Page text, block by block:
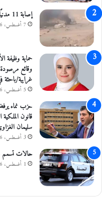
ة
ا
ل
ي
و
م
إصابة 11 مدنيًا في نجران بالسعودية جراء اعتداءات حوثية
7 أغسطس، 2026
حماية وظيفة
غرايبة/باحثة
5 أغسطس، 2026
حزب نماء
قانون
سليمان
3 أغسطس، 2026
حالات تسمم
1 أغسطس، 2026